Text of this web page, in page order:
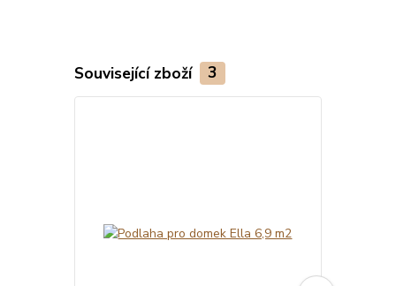
Související zboží 3